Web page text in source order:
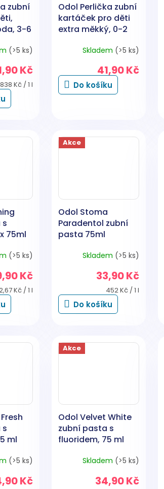
zubní
3-6
(>5 ks)
Kč
Měrná
cena:
838 Kč / 1 l
Odol Perlička zubní
kartáček pro děti
extra měkký, 0-2
Skladem (>5 ks)
41,90 Kč
Do košíku
s
75ml
(>5 ks)
Kč
Kč / 1 l
Akce
Odol Stoma
Paradentol zubní
pasta 75ml
Skladem (>5 ks)
33,90 Kč
Měrná
cena:
452 Kč / 1 l
Do košíku
s
ml
(>5 ks)
Kč
Akce
Odol Velvet White
zubní pasta s
fluoridem, 75 ml
Skladem (>5 ks)
34,90 Kč